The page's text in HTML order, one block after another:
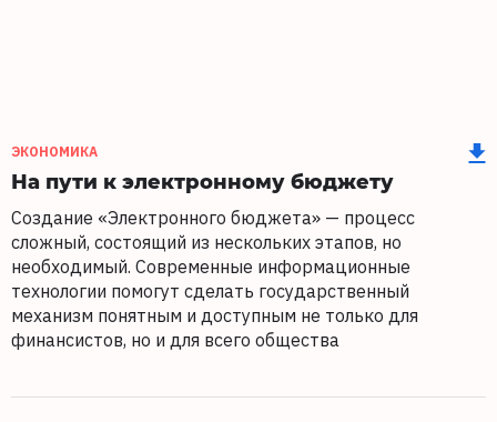
ЭКОНОМИКА
На пути к электронному бюджету
Создание «Электронного бюджета» — процесс
сложный, состоящий из нескольких этапов, но
необходимый. Современные информационные
технологии помогут сделать государственный
механизм понятным и доступным не только для
финансистов, но и для всего общества